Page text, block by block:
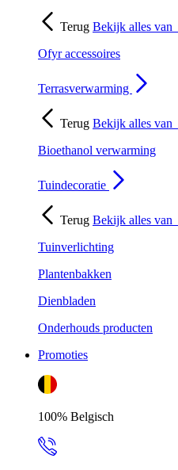
Terug Bekijk alles van
Ofyr accessoires
Terrasverwarming
Terug Bekijk alles van
Bioethanol verwarming
Tuindecoratie
Terug Bekijk alles van
Tuinverlichting
Plantenbakken
Dienbladen
Onderhouds producten
Promoties
100% Belgisch